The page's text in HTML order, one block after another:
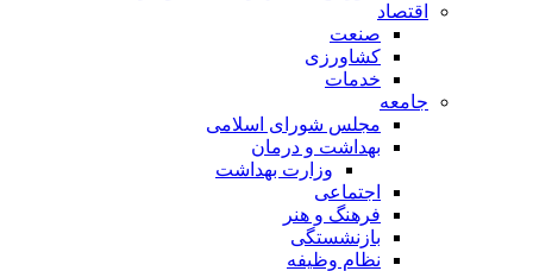
اقتصاد
صنعت
کشاورزی
خدمات
جامعه
مجلس شورای اسلامی
بهداشت و درمان
وزارت بهداشت
اجتماعی
فرهنگ و هنر
بازنشستگی
نظام وظیفه